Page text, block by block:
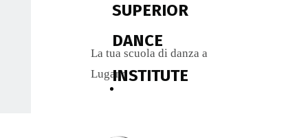
SUPERIOR
DANCE
INSTITUTE
La tua scuola di danza a
Lugano